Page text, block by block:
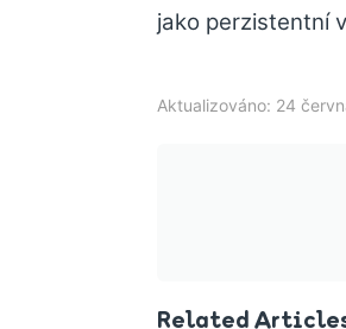
jako perzistentní
Aktualizováno: 24
Related